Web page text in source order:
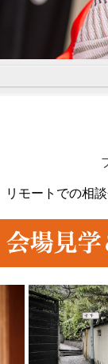
リモートでの相